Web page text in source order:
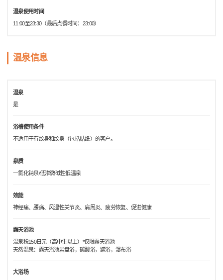
温泉使用时间
11:00至23:30（最后点餐时间：23:00）
温泉信息
温泉
是
浴槽使用条件
不适用于有纹身和纹身（包括贴纸）的客户。
泉质
一氯化钠泉/低渗微碱性低温泉
效能
神经痛、腰痛、风湿性关节炎、肩周炎、疲劳恢复、促进健康
露天浴池
温泉税150日元（高中生以上）*仅限露天浴池
天然温泉：露天浴池岩盘浴，碳酸浴，罐浴，瀑布浴
大浴场